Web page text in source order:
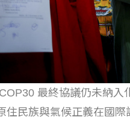
最終協議仍未納
住民族與氣候正義在國